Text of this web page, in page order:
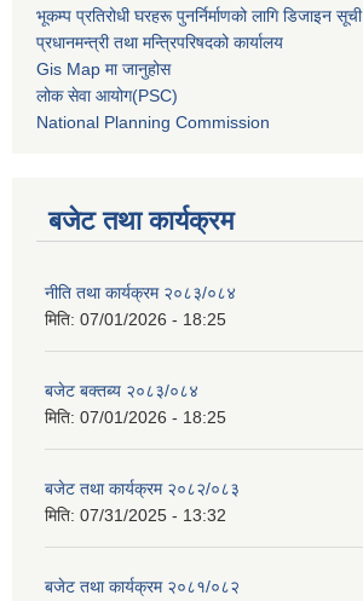
भूकम्प प्रतिरोधी घरहरू पुनर्निर्माणको लागि डिजाइन सूची
प्रधानमन्त्री तथा मन्त्रिपरिषदको कार्यालय
Gis Map मा जानुहोस
लोक सेवा आयोग(PSC)
National Planning Commission
बजेट तथा कार्यक्रम
नीति तथा कार्यक्रम २०८३/०८४
मिति: 07/01/2026 - 18:25
बजेट बक्तब्य २०८३/०८४
मिति: 07/01/2026 - 18:25
बजेट तथा कार्यक्रम २०८२/०८३
मिति: 07/31/2025 - 13:32
बजेट तथा कार्यक्रम २०८१/०८२